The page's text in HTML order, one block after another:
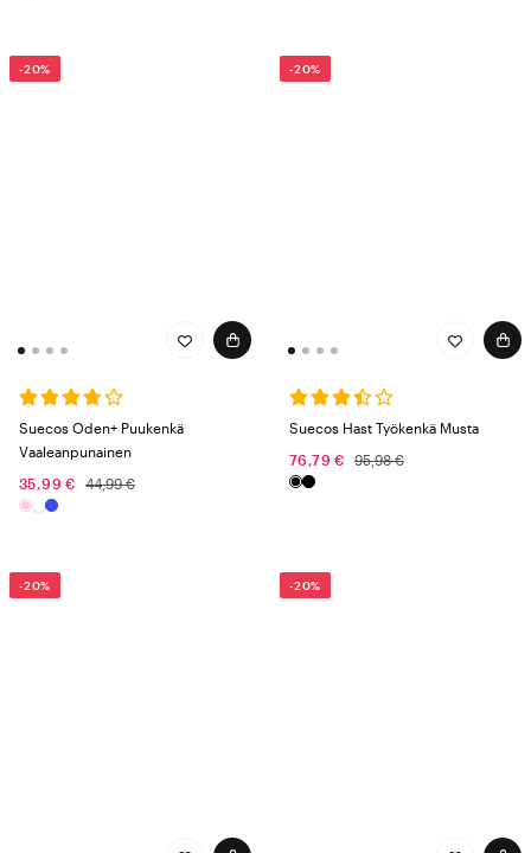
-20%
Suecos Oden+ Puukenkä
Vaaleanpunainen
35,99 €
44,99 €
-20%
Suecos Hast Työkenkä Musta
76,79 €
95,98 €
-20% -20%